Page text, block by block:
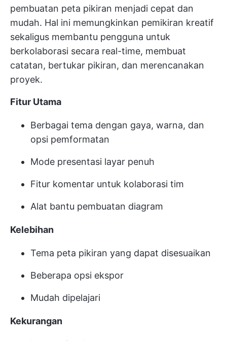
pembuatan peta pikiran menjadi cepat dan
mudah. Hal ini memungkinkan pemikiran kreatif
sekaligus membantu pengguna untuk
berkolaborasi secara real-time, membuat
catatan, bertukar pikiran, dan merencanakan
proyek.
Fitur Utama
Berbagai tema dengan gaya, warna, dan
opsi pemformatan
Mode presentasi layar penuh
Fitur komentar untuk kolaborasi tim
Alat bantu pembuatan diagram
Kelebihan
Tema peta pikiran yang dapat disesuaikan
Beberapa opsi ekspor
Mudah dipelajari
Kekurangan